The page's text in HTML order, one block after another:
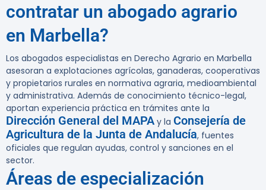
contratar un abogado agrario
en Marbella?
Los abogados especialistas en Derecho Agrario en Marbella
asesoran a explotaciones agrícolas, ganaderas, cooperativas
y propietarios rurales en normativa agraria, medioambiental
y administrativa. Además de conocimiento técnico-legal,
aportan experiencia práctica en trámites ante la
Dirección General del MAPA y la Consejería de
Agricultura de la Junta de Andalucía, fuentes
oficiales que regulan ayudas, control y sanciones en el
sector.
Áreas de especialización